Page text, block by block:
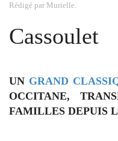
Rédigé par Murielle.
Cassoulet
UN GRAND
OCCITANE,
FAMILLES DEPUIS